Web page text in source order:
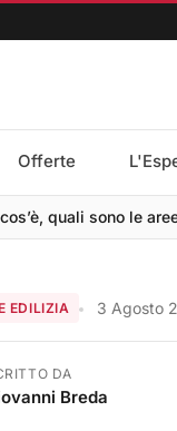
Offerte
quali sono le
EDILIZIA 3 Agosto
DA
Breda